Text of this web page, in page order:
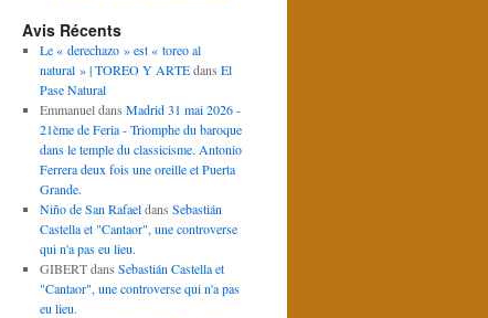
Avis Récents
Le « derechazo » est « toreo al
natural » | TOREO Y ARTEdans El
Pase Natural
Emmanueldans Madrid 31 mai 2026 -
21ème de Feria - Triomphe du baroque
dans le temple du classicisme. Antonio
Ferrera deux fois une oreille et Puerta
Grande.
Niño de San Rafaeldans Sebastián
Castella et "Cantaor", une controverse
qui n'a pas eu lieu.
GIBERTdans Sebastián Castella et
"Cantaor", une controverse qui n'a pas
eu lieu.